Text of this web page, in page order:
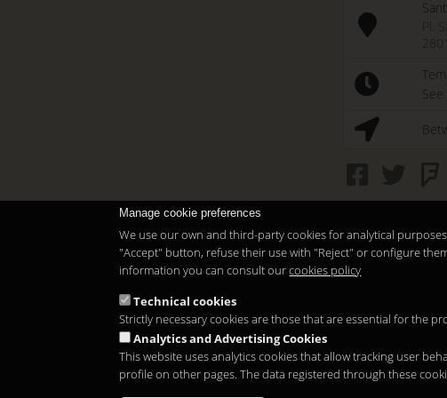
Pl.
See
Copyright 2026
Manage cookie preferences
We use our own and third-party cookies for analytical
"Accept" button, refuse their use with "Reject" or configure
information you can consult ourcookies policy
Technical cookies
Strictly necessary cookies are those that are essential for the
Analytics and Advertising Cookies
This website uses analytics cookies that allow tracking user
profile on other pages. The data registered through these